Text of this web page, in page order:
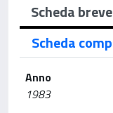
Scheda breve
Scheda
Anno
1983